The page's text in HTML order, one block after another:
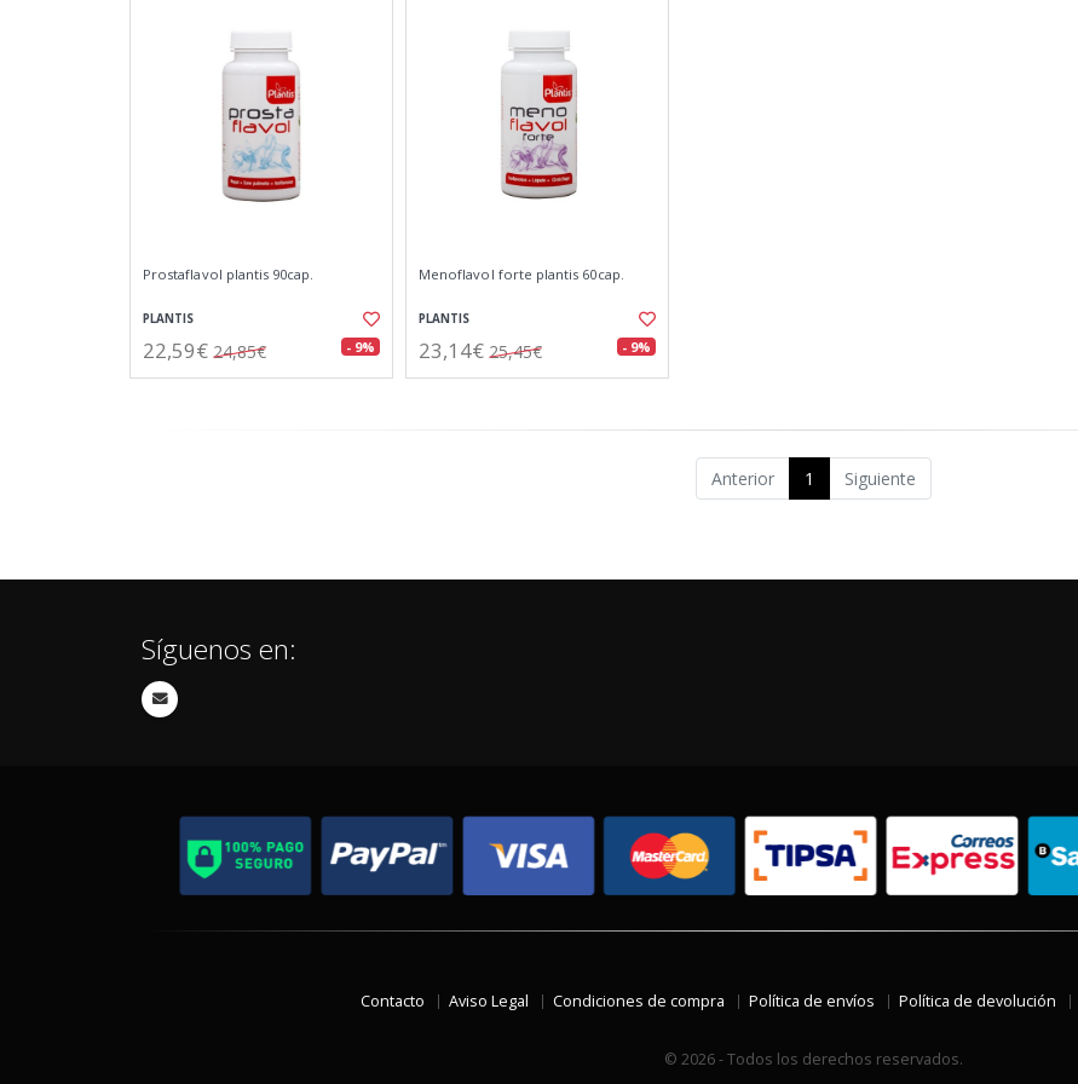
Prostaflavol plantis 90cap.
PLANTIS
22,59€ 24,85€ - 9%
Menoflavol forte plantis 60cap.
PLANTIS
23,14€ 25,45€ - 9%
Anterior 1 Siguiente
Síguenos en:
Contacto Aviso Legal Condiciones de compra Política de envíos Política de devolución
© 2026 - Todos los derechos reservados.